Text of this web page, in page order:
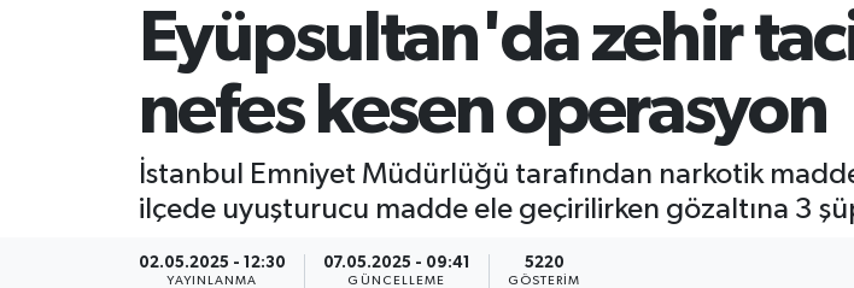
Eyüpsultan'da zehir
nefes kesen operasyon
İstanbul Emniyet Müdürlüğü tarafından narkotik
ilçede uyuşturucu madde ele geçirilirken gözaltına 3
02.05.2025 - 12:30
YAYINLANMA
07.05.2025 - 09:41
GÜNCELLEME
5220
GÖSTERIM
GÖKTÜRK
GÜNDEM
Tüm Manşetler
Son Dakika Haberleri